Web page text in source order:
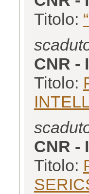
Titolo:
CNR -
Titolo:
CNR -
Titolo: